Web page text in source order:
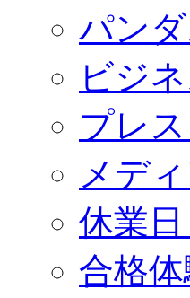
パン
ビジ
プレ
メデ
休業日
合格